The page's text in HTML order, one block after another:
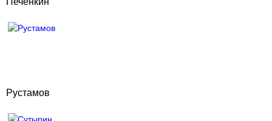
Рустамов